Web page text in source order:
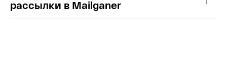
рассылки в Mailganer